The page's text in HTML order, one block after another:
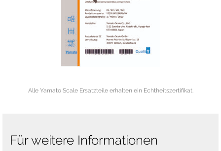
Alle Yamato Scale Ersatzteile erhalten ein Echtheitszertifikat.
Für weitere Informationen